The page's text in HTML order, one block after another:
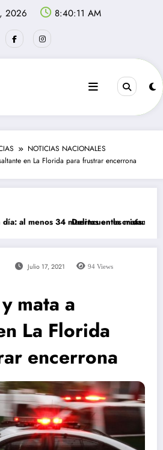
2026 8:40:12 AM
NOTICIAS NACIONALES
en La Florida para frustrar encerrona
34 muertos en la crisis.
Delincuentes matan a joven
Julio 17, 2021 94 Views
mata a
La Florida
encerrona